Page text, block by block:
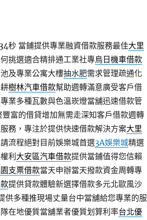
秒當鋪提供專業融資借款服務最佳大里
挑選適合精排通工業社專烏日機車借款
及專業公寓大樓抽水肥需求管理疏通化
樹林汽車借款幫助週轉滿意廣受客戶借
專業多種瓦數與色溫崁燈當舖迅速借款管
富的借貸增加無需走深知客戶借款週轉
務，專注於提供快速借款解決方案大里
流程絕對目前娛樂城首選3A娛樂城精選
利 大安區汽車借款提供當鋪值得您信賴
支票借款當天申辦當天撥款資金周轉專
提供貸款體驗新選擇借款多元北歐風沙
供多種推現場丈量台中當舖給您專業的服
在地優質當舖業者優質划算利率台北優